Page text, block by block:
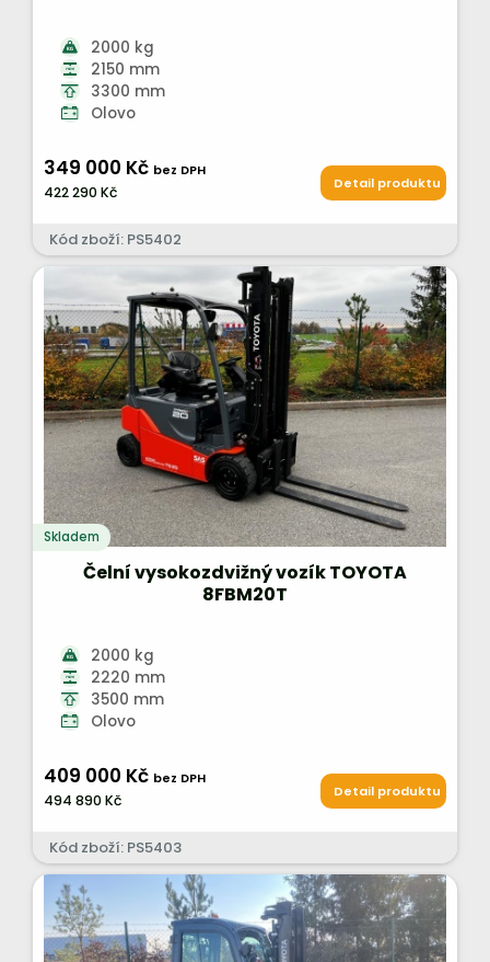
2000 kg
2150 mm
3300 mm
Olovo
349 000 Kč bez DPH
422 290 Kč Detail produktu
Kód zboží: PS5402
Skladem
Čelní vysokozdvižný vozík TOYOTA
8FBM20T
2000 kg
2220 mm
3500 mm
Olovo
409 000 Kč bez DPH
494 890 Kč Detail produktu
Kód zboží: PS5403